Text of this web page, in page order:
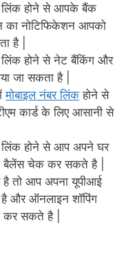
लिंक होने से आपके बैंक
का नोटिफिकेशन आपको
है |
होने से नेट बैंकिंग और
जा सकता है |
मोबाइल नंबर लिंक होने से
कार्ड के लिए आसानी से
लिंक होने से आप अपने घर
बैलेंस चेक कर सकते है |
है तो आपअपना यूपीआई
और ऑनलाइन शॉपिंग
सकते है |